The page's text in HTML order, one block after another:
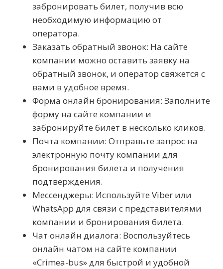
забронировать билет, получив всю
необходимую информацию от
оператора.
Заказать обратный звонок: На сайте
компании можно оставить заявку на
обратный звонок, и оператор свяжется с
вами в удобное время.
Форма онлайн бронирования: Заполните
форму на сайте компании и
забронируйте билет в несколько кликов.
Почта компании: Отправьте запрос на
электронную почту компании для
бронирования билета и получения
подтверждения.
Мессенджеры: Используйте Viber или
WhatsApp для связи с представителями
компании и бронирования билета.
Чат онлайн диалога: Воспользуйтесь
онлайн чатом на сайте компании
«Crimea-bus» для быстрой и удобной